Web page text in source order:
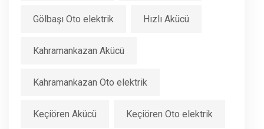
Gölbaşı Oto elektrik Hızlı Akücü
Kahramankazan Akücü
Kahramankazan Oto elektrik
Keçiören Akücü Keçiören Oto elektrik